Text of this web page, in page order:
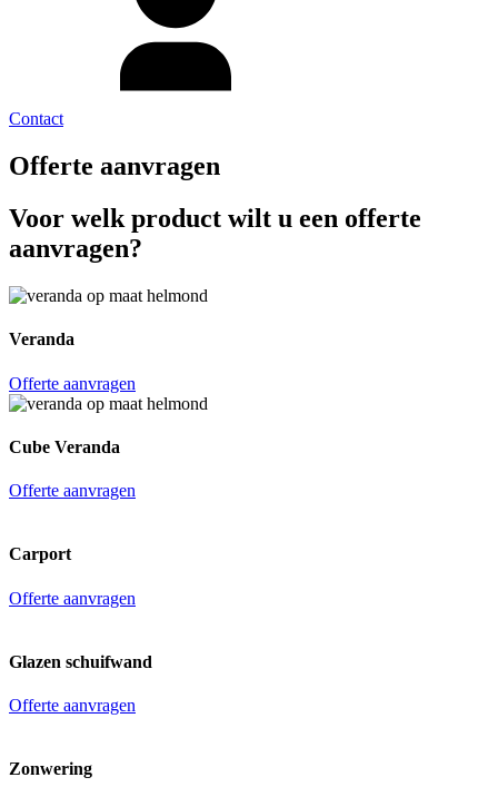
Contact
Offerte aanvragen
Voor welk product wilt u een offerte
aanvragen?
Veranda
Offerte aanvragen
Cube Veranda
Offerte aanvragen
Carport
Offerte aanvragen
Glazen schuifwand
Offerte aanvragen
Zonwering